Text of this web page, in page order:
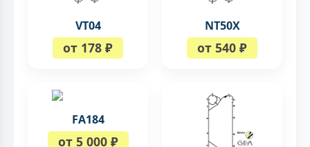
VT04
от 178 ₽
NT50X
от 540 ₽
FA184
от 5 000 ₽